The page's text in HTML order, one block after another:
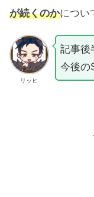
が続くのかについ
リッヒ
記事後
今後の